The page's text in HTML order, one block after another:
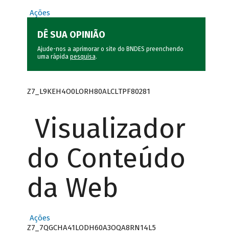
Ações
DÊ SUA OPINIÃO
Ajude-nos a aprimorar o site do BNDES preenchendo
uma rápida pesquisa.
Z7_L9KEH4O0LORH80ALCLTPF80281
Visualizador
do Conteúdo
da Web
Ações
Z7_7QGCHA41LODH60A3OQA8RN14L5